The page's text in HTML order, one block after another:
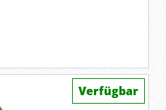
Verfügbar